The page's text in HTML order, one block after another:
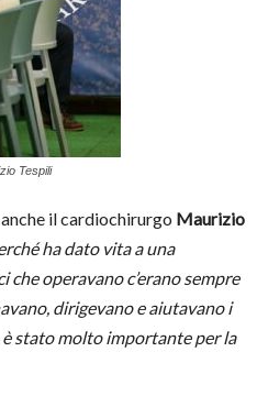
Tespili
il cardiochirurgo Maurizio
ha dato vita a una
operavano c’erano sempre
dirigevano e aiutavano i
stato molto importante per la